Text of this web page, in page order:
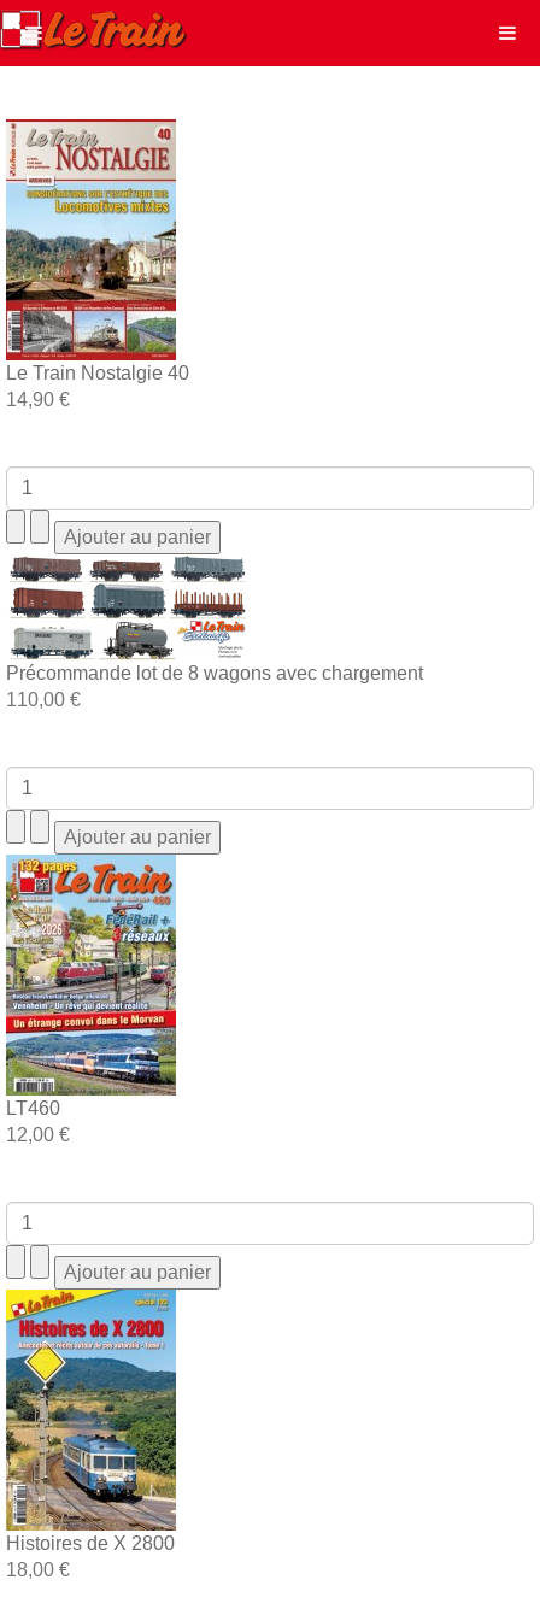
Le Train Nostalgie 40
14,90 €
Précommande lot de 8 wagons avec chargement
110,00 €
LT460
12,00 €
Histoires de X 2800
18,00 €